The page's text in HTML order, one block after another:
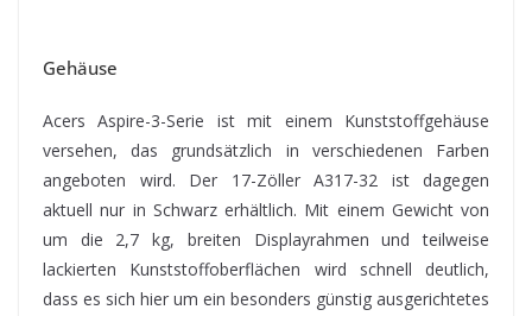
Gehäuse
Acers Aspire-3-Serie ist mit einem Kunststoffgehäuse
versehen, das grundsätzlich in verschiedenen Farben
angeboten wird. Der 17-Zöller A317-32 ist dagegen
aktuell nur in Schwarz erhältlich. Mit einem Gewicht von
um die 2,7 kg, breiten Displayrahmen und teilweise
lackierten Kunststoffoberflächen wird schnell deutlich,
dass es sich hier um ein besonders günstig ausgerichtetes